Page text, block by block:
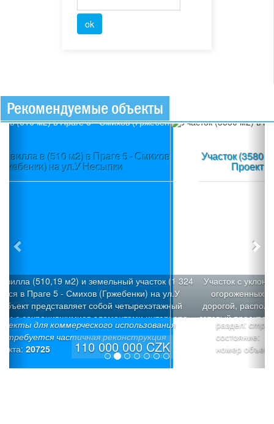
Рекомендуемые объекты
Участок (3580 м2) в пос.Вшеноры (Прага-запад) +
Проект + Строительное разрешение
раздел:строительные участки
состояние:
номер объекта:20709
Участок с уклоном (3580 м2), который можно разделить
огороженных участка под застройку с общей
дорогой, расположен в пос.Вшеноры (Прага-запад).
готовый проект трех современных вилл «Панорама
с Разрешением на строительство 3 семейных домов:
«Х» (6/7+1): Площадь участка - 1026 м², полезная
242,1 м², площадь застройки: -187,3 м² (коэффициент
застройки 18,2%). Просторный дом со встроенным
19 900 000 CZK
Previous